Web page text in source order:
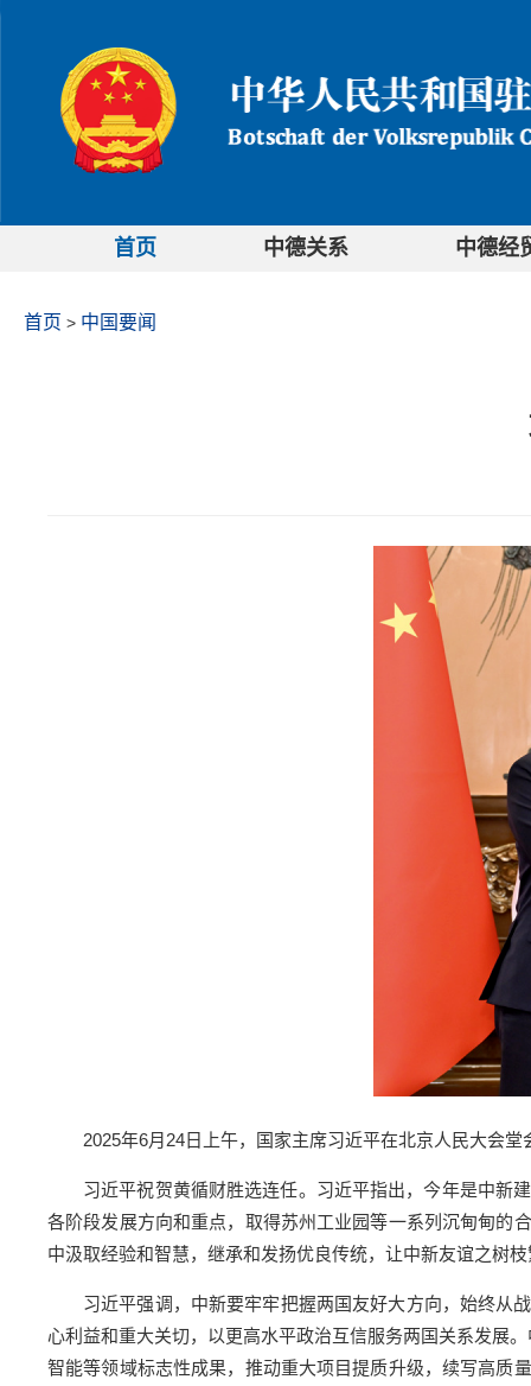
首页 中德关系 中德经
首页 > 中国要闻
2025年6月24日上午，国家主席习近平在北京人民大会
习近平祝贺黄循财胜选连任。习近平指出，今年是中新
各阶段发展方向和重点，取得苏州工业园等一系列沉甸甸的
中汲取经验和智慧，继承和发扬优良传统，让中新友谊之树
习近平强调，中新要牢牢把握两国友好大方向，始终从
心利益和重大关切，以更高水平政治互信服务两国关系发展
智能等领域标志性成果，推动重大项目提质升级，续写高质